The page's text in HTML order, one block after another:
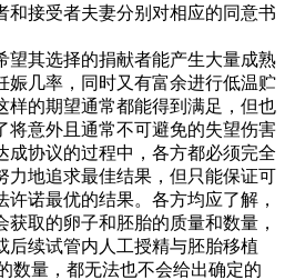
和接受者夫妻分别对相应的同意书
望其选择的捐献者能产生大量成熟
娠几率，同时又有富余进行低温贮
样的期望通常都能得到满足，但也
将意外且通常不可避免的失望伤害
成协议的过程中，各方都必须完全
力地追求最佳结果，但只能保证可
诺最优的结果。各方均应了解，
取的卵子和胚胎的质量和数量，
后续试管内人工授精与胚胎移植
数量，都无法也不会给出确定的